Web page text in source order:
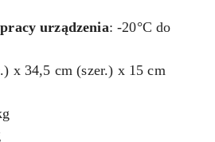
urządzenia: -20°C do
x 34,5 cm (szer.) x 15 cm